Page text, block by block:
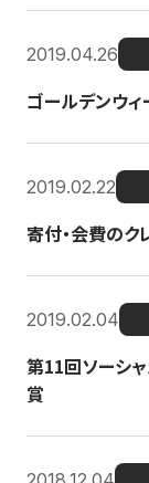
2019.04.26
ゴールデンウ
2019.02.22
寄付・会費のク
2019.02.04
第11回ソーシ
賞